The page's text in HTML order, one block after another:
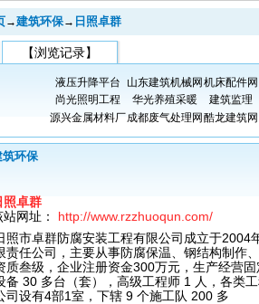
→建筑环保→ 日照卓群
【浏览记录】
液压升降平台 山东建筑机械网 机床配件网
尚光照明工程
华光养殖采暖 建筑监理
源兴金属材料厂成都废气处理网 酷龙建筑网
筑环保
照卓群
站网址： http://www.rzzhuoqun.com/
照市卓群防腐安装工程有限公司成立于2004
责任公司，主要从事防腐保温、钢结构制作
质叁级，企业注册资金300万元，生产经营
备 30 多台（套），高级工程师 1 人，各类
司设有4部1室，下辖 9 个施工队 200 多